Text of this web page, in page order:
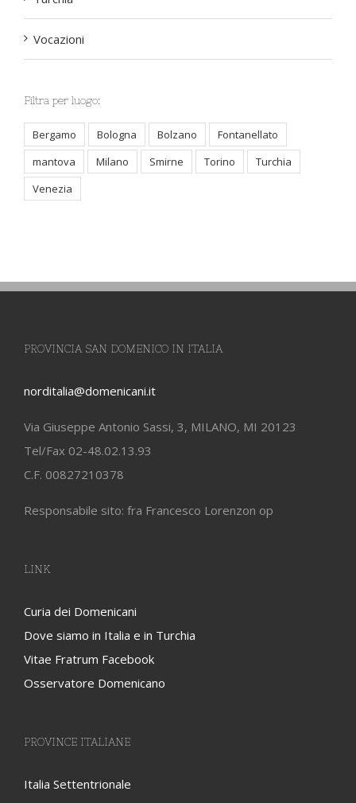
Turchia
Vocazioni
Filtra per luogo:
Bergamo Bologna Bolzano
Fontanellato
mantova
Milano Smirne Torino
Turchia
Venezia
PROVINCIA SAN DOMENICO IN ITALIA
norditalia@domenicani.it
Via Giuseppe Antonio Sassi, 3, MILANO, MI 20123
Tel/Fax 02-48.02.13.93
C.F. 00827210378
Responsabile sito: fra Francesco Lorenzon op
LINK
Curia dei Domenicani
Dove siamo in Italia e in Turchia
Vitae Fratrum Facebook
Osservatore Domenicano
PROVINCE ITALIANE
Italia Settentrionale